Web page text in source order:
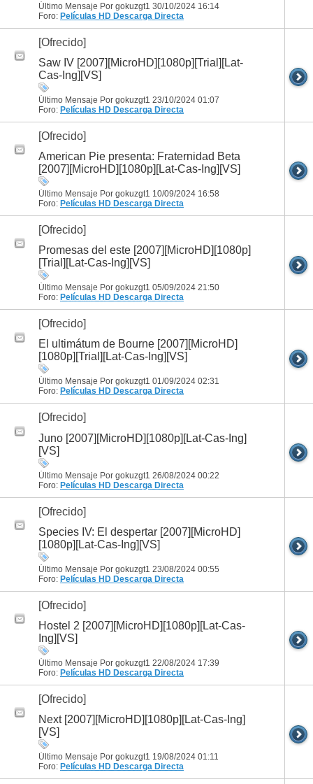
Último Mensaje Por gokuzgt1 30/10/2024 16:14
Foro: Películas HD Descarga Directa
[Ofrecido]
Saw IV [2007][MicroHD][1080p][Trial][Lat-
Cas-Ing][VS]
Último Mensaje Por gokuzgt1 23/10/2024 01:07
Foro: Películas HD Descarga Directa
[Ofrecido]
American Pie presenta: Fraternidad Beta
[2007][MicroHD][1080p][Lat-Cas-Ing][VS]
Último Mensaje Por gokuzgt1 10/09/2024 16:58
Foro: Películas HD Descarga Directa
[Ofrecido]
Promesas del este [2007][MicroHD][1080p]
[Trial][Lat-Cas-Ing][VS]
Último Mensaje Por gokuzgt1 05/09/2024 21:50
Foro: Películas HD Descarga Directa
[Ofrecido]
El ultimátum de Bourne [2007][MicroHD]
[1080p][Trial][Lat-Cas-Ing][VS]
Último Mensaje Por gokuzgt1 01/09/2024 02:31
Foro: Películas HD Descarga Directa
[Ofrecido]
Juno [2007][MicroHD][1080p][Lat-Cas-Ing]
[VS]
Último Mensaje Por gokuzgt1 26/08/2024 00:22
Foro: Películas HD Descarga Directa
[Ofrecido]
Species IV: El despertar [2007][MicroHD]
[1080p][Lat-Cas-Ing][VS]
Último Mensaje Por gokuzgt1 23/08/2024 00:55
Foro: Películas HD Descarga Directa
[Ofrecido]
Hostel 2 [2007][MicroHD][1080p][Lat-Cas-
Ing][VS]
Último Mensaje Por gokuzgt1 22/08/2024 17:39
Foro: Películas HD Descarga Directa
[Ofrecido]
Next [2007][MicroHD][1080p][Lat-Cas-Ing]
[VS]
Último Mensaje Por gokuzgt1 19/08/2024 01:11
Foro: Películas HD Descarga Directa